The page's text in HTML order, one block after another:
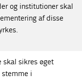
og institutioner skal
af disse
skal sikres øget
i